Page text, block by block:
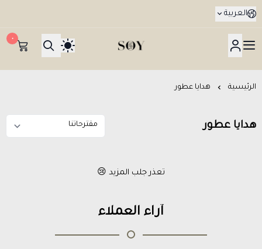
العربية
هدايا جدة SOY Gifts بتوصيل في نفس اليوم
٠
الرئيسية هدايا عطور
هدايا عطور
تعذر جلب المزيد 😢
آراء العملاء